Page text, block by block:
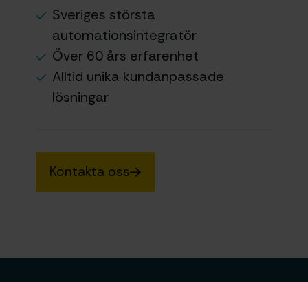
Sveriges största
automationsintegratör
Över 60 års erfarenhet
Alltid unika kundanpassade
lösningar
Kontakta oss